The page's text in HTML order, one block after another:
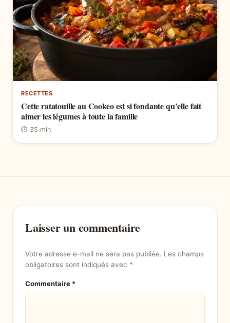
RECETTES
Cette ratatouille au Cookeo est si fondante qu’elle fait
aimer les légumes à toute la famille
⏱ 35 min
Laisser un commentaire
Votre adresse e-mail ne sera pas publiée. Les champs
obligatoires sont indiqués avec *
Commentaire *